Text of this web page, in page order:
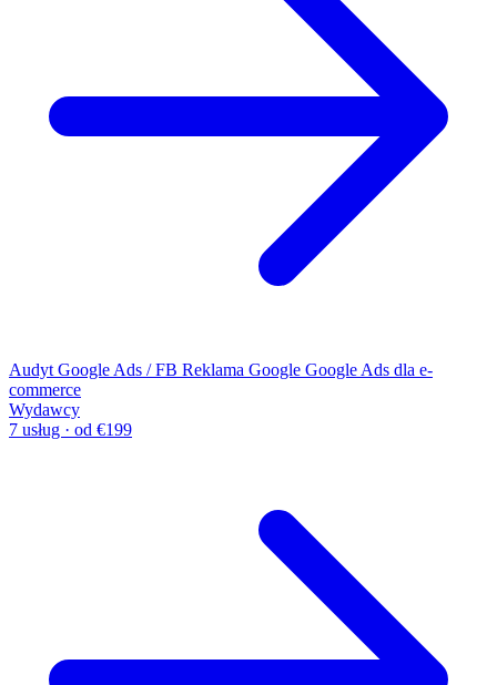
Audyt Google Ads / FB Reklama Google Google Ads dla e-
commerce
Wydawcy
7 usług · od €199